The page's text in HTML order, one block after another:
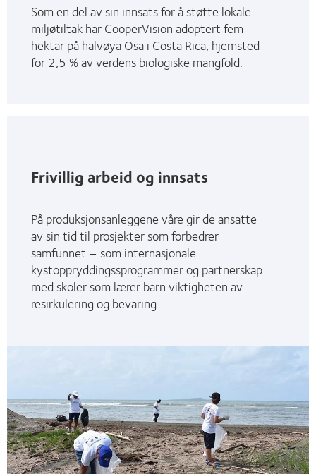
Som en del av sin innsats for å støtte lokale
miljøtiltak har CooperVision adoptert fem
hektar på halvøya Osa i Costa Rica, hjemsted
for 2,5 % av verdens biologiske mangfold.
Frivillig arbeid og innsats
På produksjonsanleggene våre gir de ansatte
av sin tid til prosjekter som forbedrer
samfunnet – som internasjonale
kystoppryddingssprogrammer og partnerskap
med skoler som lærer barn viktigheten av
resirkulering og bevaring.